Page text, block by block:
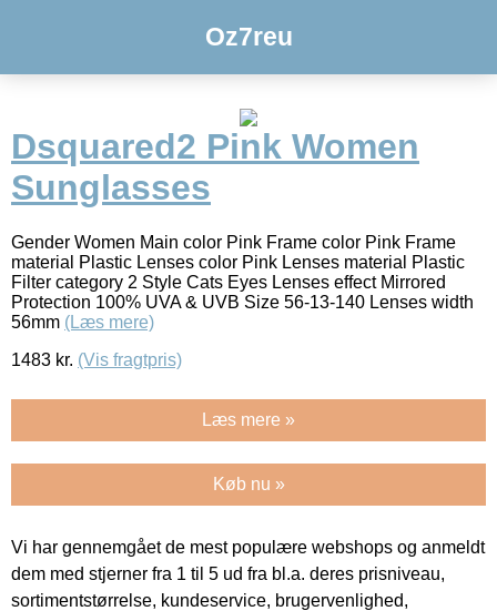
Oz7reu
Dsquared2 Pink Women
Sunglasses
Gender Women Main color Pink Frame color Pink Frame
material Plastic Lenses color Pink Lenses material Plastic
Filter category 2 Style Cats Eyes Lenses effect Mirrored
Protection 100% UVA & UVB Size 56-13-140 Lenses width
56mm (Læs mere)
1483 kr. (Vis fragtpris)
Læs mere »
Køb nu »
Vi har gennemgået de mest populære webshops og anmeldt
dem med stjerner fra 1 til 5 ud fra bl.a. deres prisniveau,
sortimentstørrelse, kundeservice, brugervenlighed,